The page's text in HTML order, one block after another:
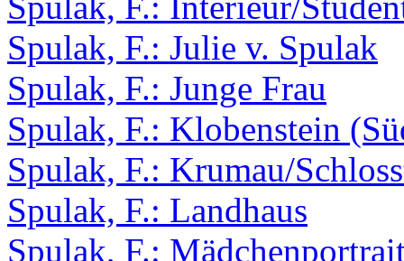
Spulak, F.: Julie v. Spulak
Spulak, F.: Junge Frau
Spulak, F.: Klobenstein
Spulak, F.: Krumau/
Spulak, F.: Landhaus
Spulak, F.: